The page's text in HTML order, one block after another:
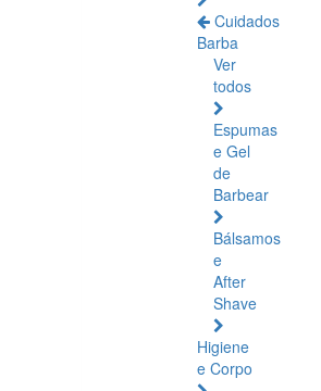
Cuidados
Barba
Ver
todos
Espumas
e Gel
de
Barbear
Bálsamos
e
After
Shave
Higiene
e Corpo